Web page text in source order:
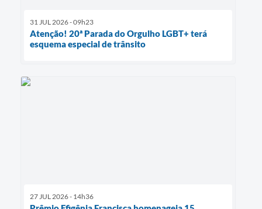
31 JUL 2026 - 09h23
Atenção! 20ª Parada do Orgulho LGBT+ terá
esquema especial de trânsito
27 JUL 2026 - 14h36